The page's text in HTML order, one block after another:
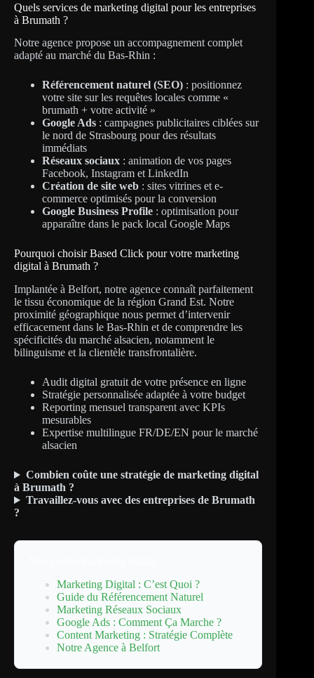
Quels services de marketing digital pour les entreprises
à Brumath ?
Notre agence propose un accompagnement complet
adapté au marché du Bas-Rhin :
Référencement naturel (SEO) : positionnez
votre site sur les requêtes locales comme «
brumath + votre activité »
Google Ads : campagnes publicitaires ciblées sur
le nord de Strasbourg pour des résultats
immédiats
Réseaux sociaux : animation de vos pages
Facebook, Instagram et LinkedIn
Création de site web : sites vitrines et e-
commerce optimisés pour la conversion
Google Business Profile : optimisation pour
apparaître dans le pack local Google Maps
Pourquoi choisir Based Click pour votre marketing
digital à Brumath ?
Implantée à Belfort, notre agence connaît parfaitement
le tissu économique de la région Grand Est. Notre
proximité géographique nous permet d’intervenir
efficacement dans le Bas-Rhin et de comprendre les
spécificités du marché alsacien, notamment le
bilinguisme et la clientèle transfrontalière.
Audit digital gratuit de votre présence en ligne
Stratégie personnalisée adaptée à votre budget
Reporting mensuel transparent avec KPIs
mesurables
Expertise multilingue FR/DE/EN pour le marché
alsacien
Combien coûte une stratégie de marketing digital
à Brumath ?
Travaillez-vous avec des entreprises de Brumath
?
Marketing Digital : C’est Quoi ?
Guide du Référencement Naturel
Marketing Réseaux Sociaux
Google Ads : Comment Ça Marche ?
Content Marketing : Stratégie Complète
Notre Agence à Belfort